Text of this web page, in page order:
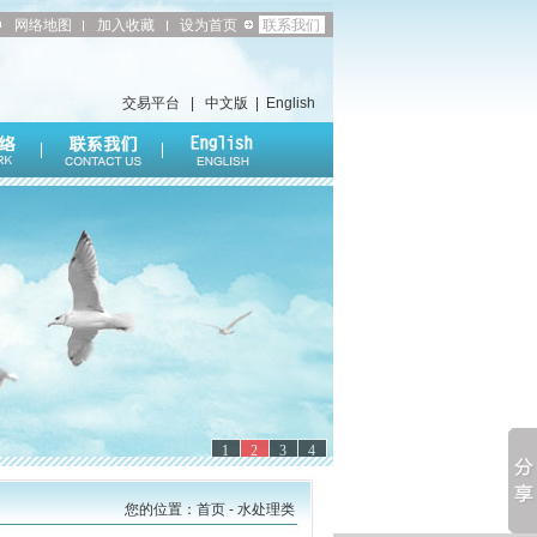
网络地图 加入收藏 设为首页 联系我们
交易平台 中文版 English
4
3
2
1
您的位置：首页 - 水处理类